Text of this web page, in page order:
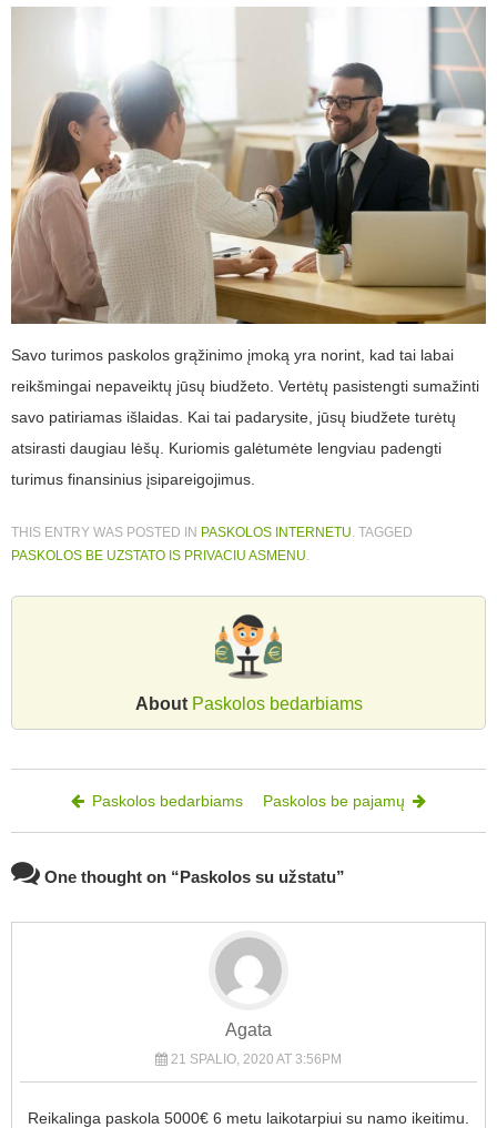
Savo turimos paskolos grąžinimo įmoką yra norint, kad tai labai
reikšmingai nepaveiktų jūsų biudžeto. Vertėtų pasistengti sumažinti
savo patiriamas išlaidas. Kai tai padarysite, jūsų biudžete turėtų
atsirasti daugiau lėšų. Kuriomis galėtumėte lengviau padengti
turimus finansinius įsipareigojimus.
THIS ENTRY WAS POSTED IN PASKOLOS INTERNETU. TAGGED
PASKOLOS BE UZSTATO IS PRIVACIU ASMENU.
About Paskolos bedarbiams
Post navigation
Paskolos bedarbiams Paskolos be pajamų
One thought on “ Paskolos su užstatu”
Agata
21 SPALIO, 2020 AT 3:56PM
Reikalinga paskola 5000€ 6 metu laikotarpiui su namo ikeitimu.